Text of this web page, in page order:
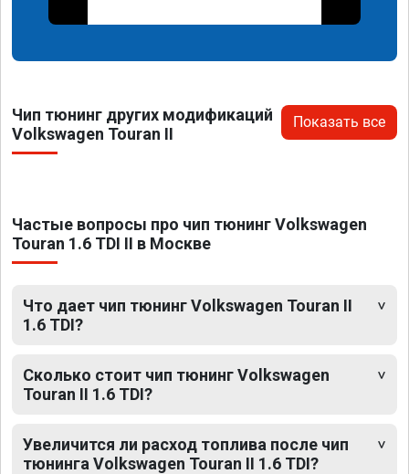
Чип тюнинг других модификаций
Volkswagen Touran II
Показать все
Частые вопросы про чип тюнинг Volkswagen
Touran 1.6 TDI II в Москве
Что дает чип тюнинг Volkswagen Touran II
1.6 TDI?
Сколько стоит чип тюнинг Volkswagen
Touran II 1.6 TDI?
Увеличится ли расход топлива после чип
тюнинга Volkswagen Touran II 1.6 TDI?